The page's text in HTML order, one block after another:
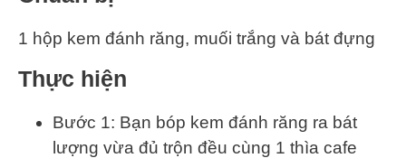
1 hộp kem đánh răng, muối trắng và bát đựng
Thực hiện
Bước 1: Bạn bóp kem đánh răng ra bát
lượng vừa đủ trộn đều cùng 1 thìa cafe